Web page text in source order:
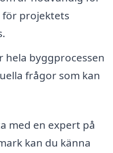
projektets
hela byggprocessen
frågor som kan
med en expert på
kan du känna